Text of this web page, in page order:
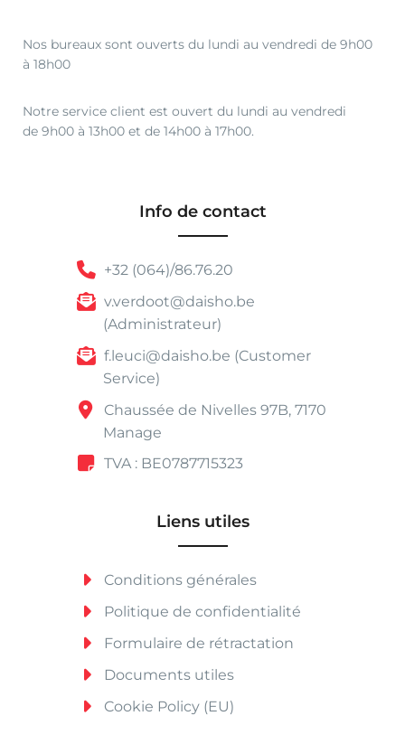
Nos bureaux sont ouverts du lundi au vendredi de 9h00
à 18h00
Notre service client est ouvert du lundi au vendredi
de 9h00 à 13h00 et de 14h00 à 17h00.
Info de contact
+32 (064)/86.76.20
v.verdoot@daisho.be
(Administrateur)
f.leuci@daisho.be (Customer
Service)
Chaussée de Nivelles 97B, 7170
Manage
TVA : BE0787715323
Liens utiles
Conditions générales
Politique de confidentialité
Formulaire de rétractation
Documents utiles
Cookie Policy (EU)